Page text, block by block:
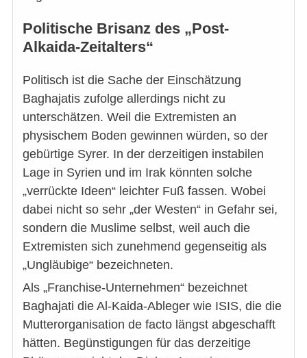
Politische Brisanz des „Post-
Alkaida-Zeitalters“
Politisch ist die Sache der Einschätzung
Baghajatis zufolge allerdings nicht zu
unterschätzen. Weil die Extremisten an
physischem Boden gewinnen würden, so der
gebürtige Syrer. In der derzeitigen instabilen
Lage in Syrien und im Irak könnten solche
„verrückte Ideen“ leichter Fuß fassen. Wobei
dabei nicht so sehr „der Westen“ in Gefahr sei,
sondern die Muslime selbst, weil auch die
Extremisten sich zunehmend gegenseitig als
„Ungläubige“ bezeichneten.
Als „Franchise-Unternehmen“ bezeichnet
Baghajati die Al-Kaida-Ableger wie ISIS, die die
Mutterorganisation de facto längst abgeschafft
hätten. Begünstigungen für das derzeitige